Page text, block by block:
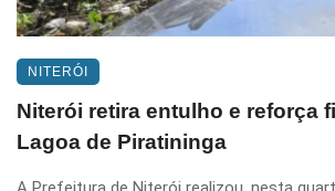
NITERÓI
Niterói retira entulho e reforça
Lagoa de Piratininga